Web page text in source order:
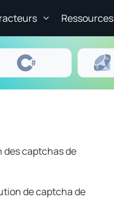
Ressources
captchas de
de captcha de